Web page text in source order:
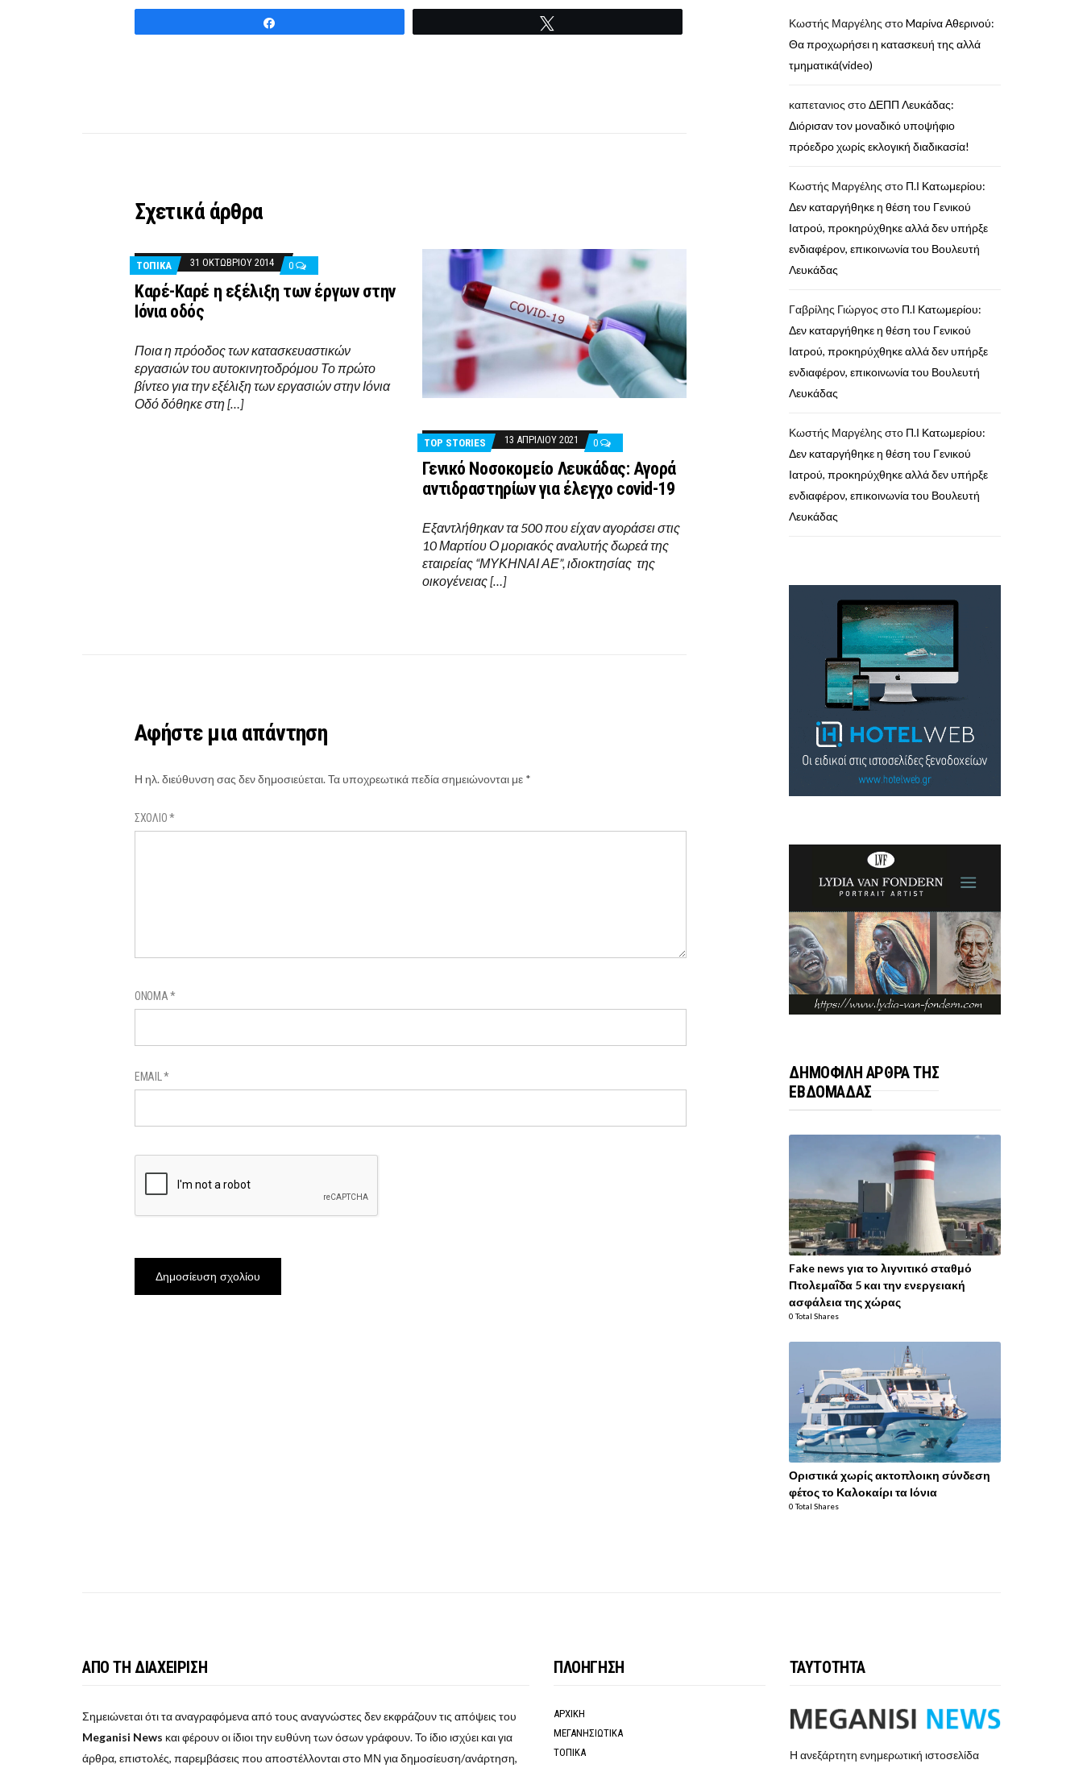
Σχετικά άρθρα
ΤΟΠΙΚΑ 31 ΟΚΤΩΒΡΊΟΥ 2014 0
Καρέ-Καρέ η εξέλιξη των έργων στην
Ιόνια οδός
Ποια η πρόοδος των κατασκευαστικών
εργασιών του αυτοκινητοδρόμου Το πρώτο
βίντεο για την εξέλιξη των εργασιών στην Ιόνια
Οδό δόθηκε στη […]
TOP STORIES 13 ΑΠΡΙΛΊΟΥ 2021 0
Γενικό Νοσοκομείο Λευκάδας: Αγορά
αντιδραστηρίων για έλεγχο covid-19
Εξαντλήθηκαν τα 500 που είχαν αγοράσει στις
10 Μαρτίου Ο μοριακός αναλυτής δωρεά της
εταιρείας “ΜΥΚΗΝΑΙ ΑΕ”, ιδιοκτησίας της
οικογένειας […]
Αφήστε μια απάντηση
Η ηλ. διεύθυνση σας δεν δημοσιεύεται.Τα υποχρεωτικά πεδία σημειώνονται με *
ΣΧΌΛΙΟ*
ΌΝΟΜΑ*
EMAIL*
Κωστής Μαργέλης στοMαρίνα Αθερινού:
Θα προχωρήσει η κατασκευή της αλλά
τμηματικά(video)
καπετανιος στοΔΕΠΠ Λευκάδας:
Διόρισαν τον μοναδικό υποψήφιο
πρόεδρο χωρίς εκλογική διαδικασία!
Κωστής Μαργέλης στο Π.Ι Κατωμερίου:
Δεν καταργήθηκε η θέση του Γενικού
Ιατρού, προκηρύχθηκε αλλά δεν υπήρξε
ενδιαφέρον, επικοινωνία του Βουλευτή
Λευκάδας
Γαβρίλης Γιώργος στο Π.Ι Κατωμερίου:
Δεν καταργήθηκε η θέση του Γενικού
Ιατρού, προκηρύχθηκε αλλά δεν υπήρξε
ενδιαφέρον, επικοινωνία του Βουλευτή
Λευκάδας
Κωστής Μαργέλης στο Π.Ι Κατωμερίου:
Δεν καταργήθηκε η θέση του Γενικού
Ιατρού, προκηρύχθηκε αλλά δεν υπήρξε
ενδιαφέρον, επικοινωνία του Βουλευτή
Λευκάδας
ΔΗΜΟΦΙΛΗ ΑΡΘΡΑ ΤΗΣ
ΕΒΔΟΜΑΔΑΣ
Fake news για το λιγνιτικό σταθμό
Πτολεμαΐδα 5 και την ενεργειακή
ασφάλεια της χώρας
0 Total Shares
Οριστικά χωρίς ακτοπλοικη σύνδεση
φέτος το Καλοκαίρι τα Ιόνια
0 Total Shares
ΑΠΟ ΤΗ ΔΙΑΧΕΙΡΙΣΗ
Σημειώνεται ότι τα αναγραφόμενα από τους αναγνώστες δεν εκφράζουν τις απόψεις του
Meganisi News και φέρουν οι ίδιοι την ευθύνη των όσων γράφουν. Το ίδιο ισχύει και για
άρθρα, επιστολές, παρεμβάσεις που αποστέλλονται στο ΜΝ για δημοσίευση/ανάρτηση,
ΠΛΟΗΓΗΣΗ
ΑΡΧΙΚΗ
ΜΕΓΑΝΗΣΙΩΤΙΚΑ
ΤΟΠΙΚΑ
ΤΑΥΤΟΤΗΤΑ
Η ανεξάρτητη ενημερωτική ιστοσελίδα